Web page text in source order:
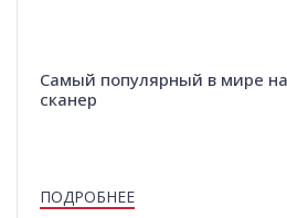
Самый популярный в мире
сканер
ПОДРОБНЕЕ